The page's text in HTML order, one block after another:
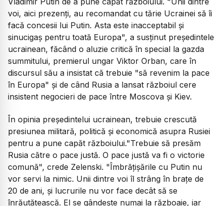
voi, aici prezenţi, au recomandat cu tărie Ucrainei să îi
facă concesii lui Putin. Asta este inacceptabil şi
sinucigaş pentru toată Europa", a susţinut preşedintele
ucrainean, făcând o aluzie critică în special la gazda
summitului, premierul ungar Viktor Orban, care în
discursul său a insistat că trebuie "să revenim la pace
în Europa" şi de când Rusia a lansat războiul cere
insistent negocieri de pace între Moscova şi Kiev.
În opinia preşedintelui ucrainean, trebuie crescută
presiunea militară, politică şi economică asupra Rusiei
pentru a pune capăt războiului."Trebuie să presăm
Rusia către o pace justă. O pace justă va fi o victorie
comună", crede Zelenski. "Îmbrăţişările cu Putin nu
vor servi la nimic. Unii dintre voi îl strâng în braţe de
20 de ani, şi lucrurile nu vor face decât să se
înrăutăţească. El se gândeşte numai la războaie, iar